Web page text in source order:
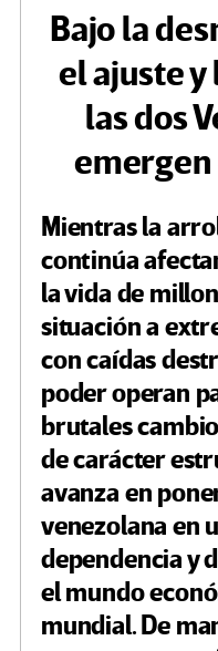
Bajo la
el ajuste
las dos
Mientras la
continúa
la vida de
situación a
con caídas
poder operan
brutales
de carácter
avanza en
venezolana en
dependencia y
el mundo
mundial. De